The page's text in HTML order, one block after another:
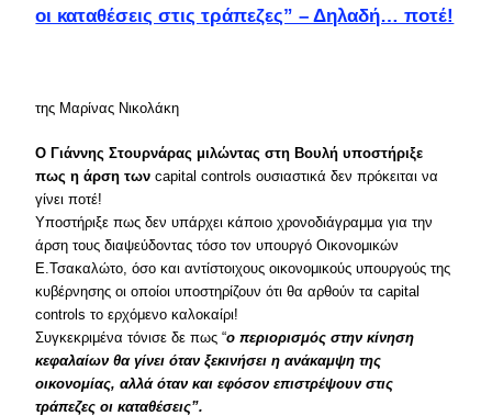
οι καταθέσεις στις τράπεζες” – Δηλαδή… ποτέ!
της Μαρίνας Νικολάκη
Ο Γιάννης Στουρνάρας μιλώντας στη Βουλή υποστήριξε
πως η άρση τωνcapital controls ουσιαστικά δεν πρόκειται να
γίνει ποτέ!
Υποστήριξε πως δεν υπάρχει κάποιο χρονοδιάγραμμα για την
άρση τους διαψεύδοντας τόσο τον υπουργό Οικονομικών
Ε.Τσακαλώτο, όσο και αντίστοιχους οικονομικούς υπουργούς της
κυβέρνησης οι οποίοι υποστηρίζουν ότι θα αρθούν τα capital
controls το ερχόμενο καλοκαίρι!
Συγκεκριμένα τόνισε δε πως “ο περιορισμός στην κίνηση
κεφαλαίων θα γίνει όταν ξεκινήσει η ανάκαμψη της
οικονομίας, αλλά όταν και εφόσον επιστρέψουν στις
τράπεζες οι καταθέσεις”.